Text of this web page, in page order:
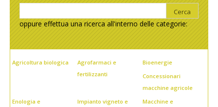
oppure effettua una ricerca all'interno delle categorie:
Agricoltura biologica
Agrofarmaci e
fertilizzanti
Bioenergie
Concessionari
macchine agricole
Enologia e
Impianto vigneto e
Macchine e